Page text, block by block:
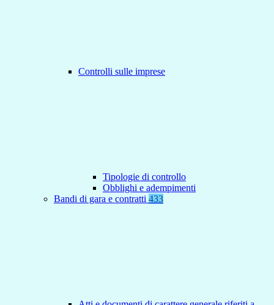
Controlli sulle imprese
Tipologie di controllo
Obblighi e adempimenti
Bandi di gara e contratti 433